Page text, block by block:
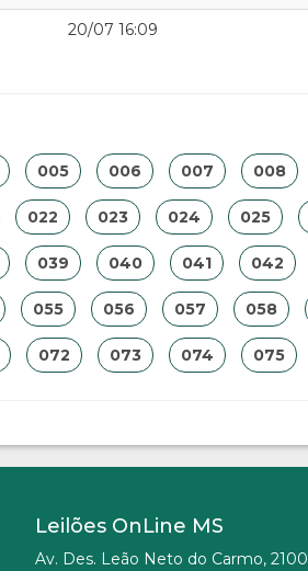
20/07 16:09
005 006 007 008
022 023 024 025
039 040 041 042
055 056 057 058
072 073 074 075
Leilões OnLine MS
Av. Des. Leão Neto do Carmo, 2100